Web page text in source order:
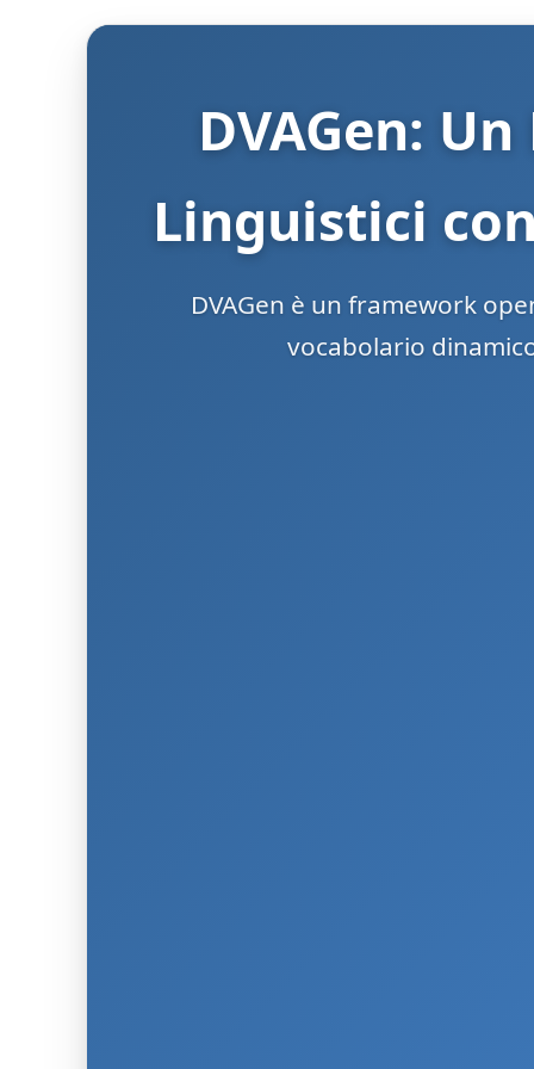
DVAGen:
Linguistici
DVAGen è un framework
vocabolario